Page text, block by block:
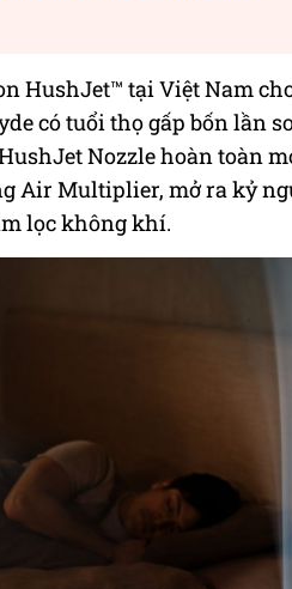
HushJet™ tại Việt Nam
có tuổi thọ gấp bốn lần
Nozzle hoàn toàn
Air Multiplier, mở ra kỷ
lọc không khí.